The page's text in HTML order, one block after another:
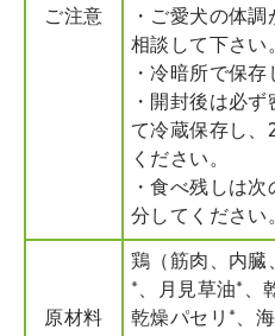
ご注意
・ご愛犬の体
相談して下さい
・冷暗所で保存
・開封後は必
て冷蔵保存し、
ください。
・食べ残しは
分してください
原材料
鶏（筋肉、内臓
*、月見草油*、
乾燥パセリ*、